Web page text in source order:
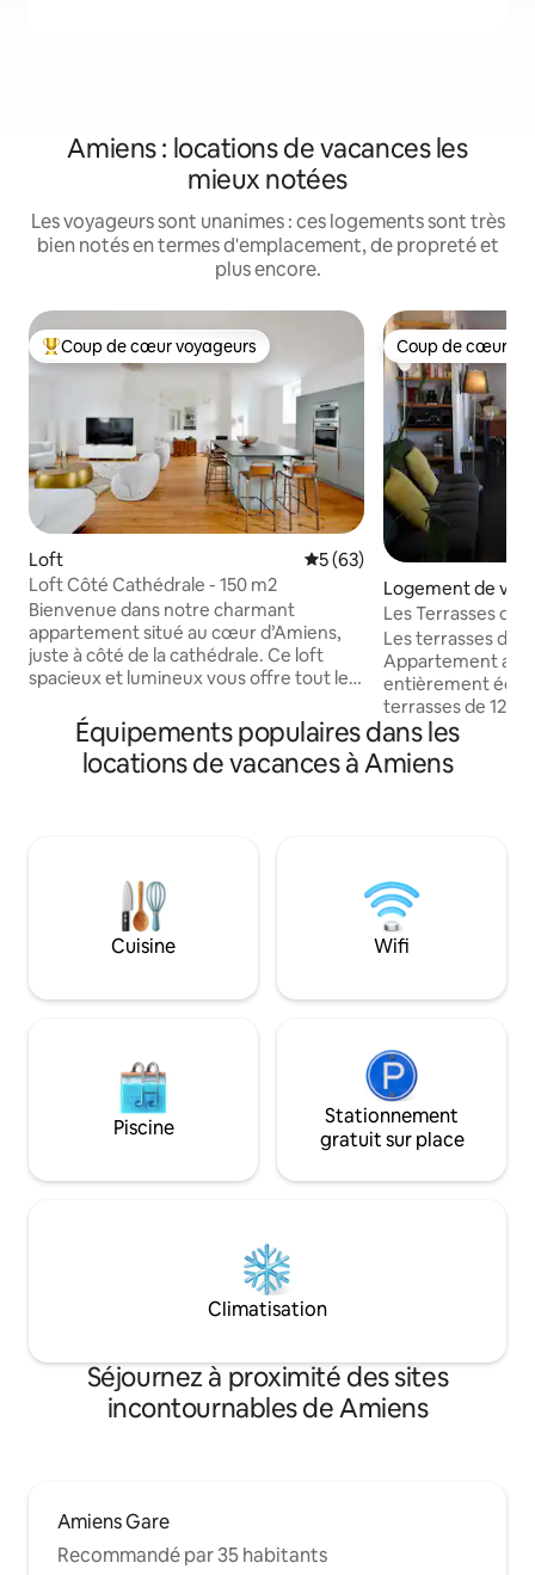
Amiens : locations de vacances les
mieux notées
Les voyageurs sont unanimes : ces logements sont très
bien notés en termes d'emplacement, de propreté et
plus encore.
Coups de cœur voyageurs les plus appréciés
Coup de cœur voyageurs
Loft Évaluation moyenne sur la
5 (63)
Loft Côté Cathédrale - 150 m2
Bienvenue dans notre charmant
appartement situé au cœur d’Amiens,
juste à côté de la cathédrale. Ce loft
spacieux et lumineux vous offre tout le
inoubliable. Avec ses hauts plafonds, ses
grandes fenêtres et son décor élégant,
vous vous sentirez immédiatement
facilement tout ce que notre ville a à
Coup de cœur
Coup de cœur
Logement de
Les Terrasses de
etage
Les terrasses de
Appartement au
entièrement
terrasses de
degrés d’Amiens. Situé face
ferroviaire, à 700
cathédrale d
salle de bain
terrasse, 1 chambre. Wifi, linge
toilette inclus
Équipements populaires dans les
locations de vacances à Amiens
Cuisine Wifi
Piscine
Stationnement
gratuit sur place
Climatisation
Séjournez à proximité des sites
incontournables de Amiens
Amiens Gare
Recommandé par 35 habitants